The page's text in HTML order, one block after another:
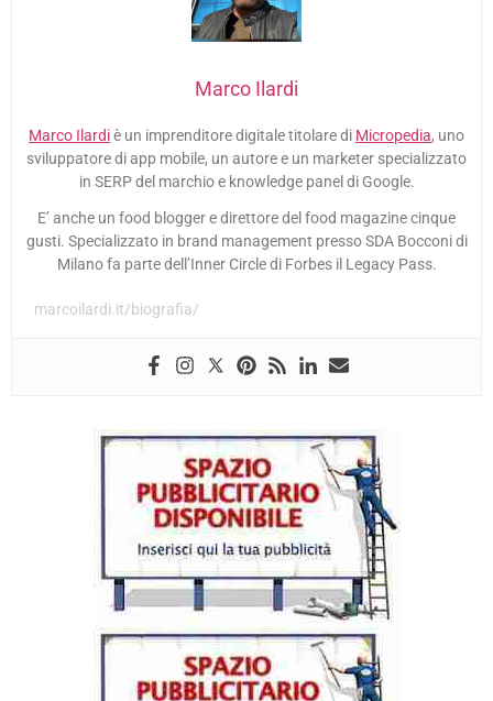
Marco Ilardi
Marco Ilardiè un imprenditore digitale titolare di Micropedia, uno
sviluppatore di app mobile, un autore e un marketer specializzato
in SERP del marchio e knowledge panel di Google.
E’ anche un food blogger e direttore del food magazine cinque
gusti. Specializzato in brand management presso SDA Bocconi di
Milano fa parte dell’Inner Circle di Forbes il Legacy Pass.
marcoilardi.it/biografia/